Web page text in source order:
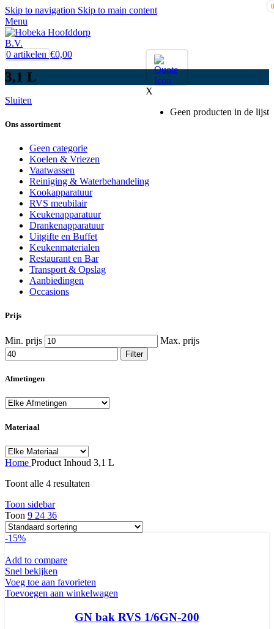
Skip to navigation Skip to main content
Menu
0
X
Geen producten in de lijst
0 artikelen €0,00
3,1 L
Sluiten
Ons assortiment
Geen categorie
Koelen & Vriezen
Vaatwassen
Reiniging & Waterbehandeling
Kookapparatuur
RVS meubilair
Keukenapparatuur
Drankenapparatuur
Uitgifte en Buffet
Keukenmaterialen
Restaurant en Bar
Transport & Opslag
Aanbiedingen
Occasions
Prijs
Min. prijs Max. prijs
Filter
Afmetingen
Materiaal
Home Product Inhoud 3,1 L
Toont alle 4 resultaten
Toon sidebar
Toon 9 24 36
-15%
Add to compare
Snel bekijken
Voeg toe aan favorieten
Toevoegen aan winkelwagen
GN bak RVS 1/6GN-200